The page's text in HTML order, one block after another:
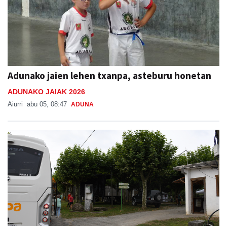
Adunako jaien lehen txanpa, asteburu honetan
ADUNAKO JAIAK 2026
Aiurri abu 05, 08:47 ADUNA